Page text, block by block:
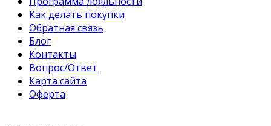
Как делать покупки
Обратная связь
Блог
Контакты
Вопрос/Ответ
Карта сайта
Оферта